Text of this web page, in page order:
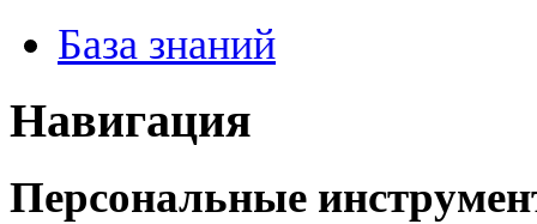
База знаний
Навигация
Персональные